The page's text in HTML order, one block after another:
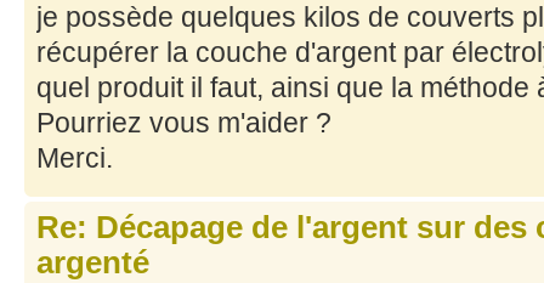
je possède quelques kilos de couverts
récupérer la couche d'argent par
quel produit il faut, ainsi que la méthode
Pourriez vous m'aider ?
Merci.
Re: Décapage de l'argent sur des
argenté